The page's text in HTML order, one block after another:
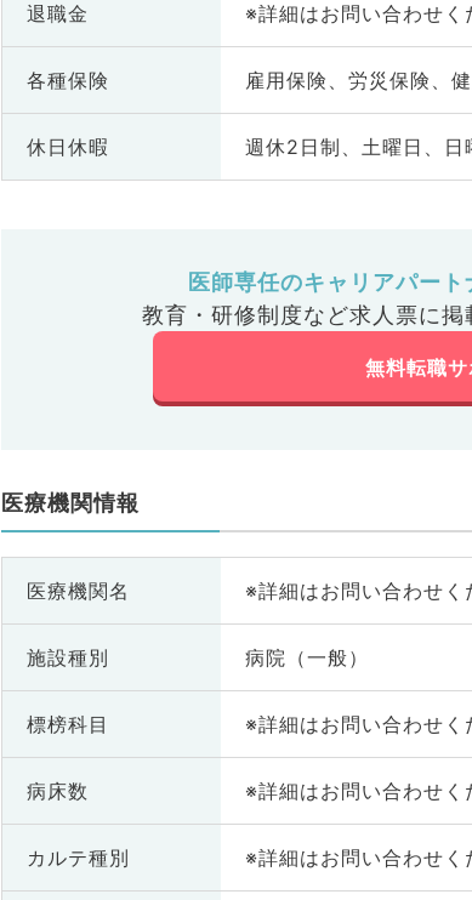
退職金 ※詳細はお問い合わせく
各種保険 雇用保険、労災保険、
休日休暇 週休2日制、土曜日、日
医師専任のキャリアパート
教育・研修制度など求人票に掲
無料転職
医療機関情報
医療機関名 ※詳細はお問い合わせく
施設種別 病院（一般）
標榜科目 ※詳細はお問い合わせく
病床数 ※詳細はお問い合わせく
カルテ種別 ※詳細はお問い合わせく